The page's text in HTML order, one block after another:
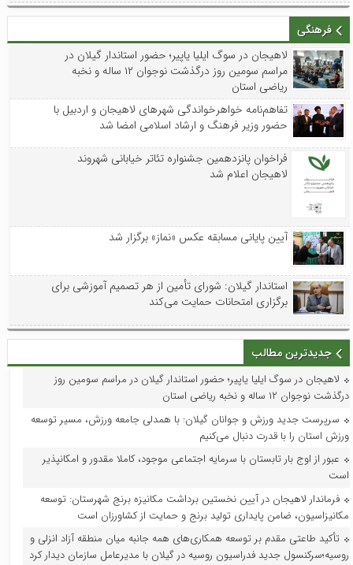
فرهنگی
لاهیجان در سوگ ایلیا یاپیر؛ حضور استاندار گیلان در
مراسم سومین روز درگذشت نوجوان ۱۲ ساله و نخبه
ریاضی استان
تفاهم‌نامه خواهرخواندگی شهرهای لاهیجان و اردبیل با
حضور وزیر فرهنگ و ارشاد اسلامی امضا شد
فراخوان پانزدهمین جشنواره تئاتر خیابانی شهروند
لاهیجان اعلام شد
آیین پایانی مسابقه عکس «نماز» برگزار شد
استاندار گیلان: شورای تأمین از هر تصمیم آموزشی برای
برگزاری امتحانات حمایت می‌کند
جدیدترین مطالب
لاهیجان در سوگ ایلیا یاپیر؛ حضور استاندار گیلان در مراسم سومین روز
درگذشت نوجوان ۱۲ ساله و نخبه ریاضی استان
سرپرست جدید ورزش و جوانان گیلان: با همدلی جامعه ورزش، مسیر توسعه
ورزش استان را با قدرت دنبال می‌کنیم
عبور از اوج بار تابستان با سرمایه اجتماعی موجود، کاملا مقدور و امکانپذیر
است
فرماندار لاهیجان در آیین نخستین برداشت مکانیزه برنج شهرستان: توسعه
مکانیزاسیون، ضامن پایداری تولید برنج و حمایت از کشاورزان است
تأکید طاعتی مقدم بر توسعه همکاری‌های همه جانبه میان منطقه آزاد انزلی و
روسیه؛سرکنسول جدید فدراسیون روسیه در گیلان با مدیرعامل سازمان دیدار کرد